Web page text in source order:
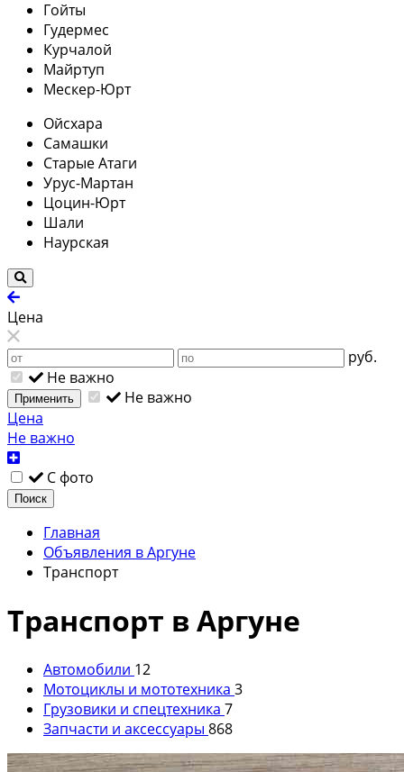
Гойты
Гудермес
Курчалой
Майртуп
Мескер-Юрт
Ойсхара
Самашки
Старые Атаги
Урус-Мартан
Цоцин-Юрт
Шали
Наурская
Цена
руб.
Не важно
Применить
Не важно
Цена
Не важно
С фото
Поиск
Главная
Объявления в Аргуне
Транспорт
Транспорт в Аргуне
Автомобили 12
Мотоциклы и мототехника 3
Грузовики и спецтехника 7
Запчасти и аксессуары 868